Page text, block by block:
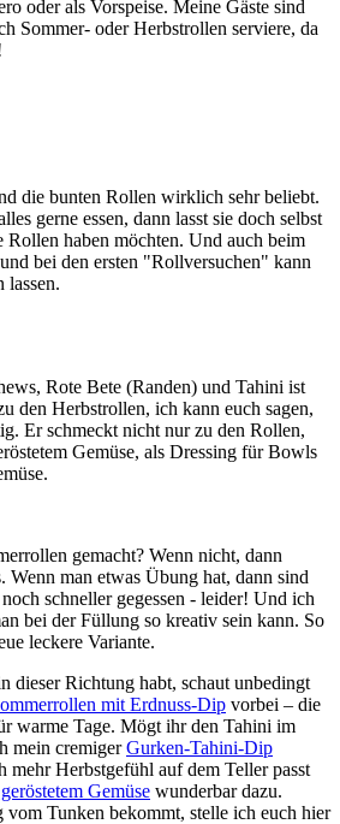
oder als Vorspeise. Meine Gäste sind
Sommer- oder Herbstrollen serviere, da
die bunten Rollen wirklich sehr beliebt.
gerne essen, dann lasst sie doch selbst
Rollen haben möchten. Und auch beim
bei den ersten "Rollversuchen" kann
lassen.
Rote Bete (Randen) und Tahini ist
den Herbstrollen, ich kann euch sagen,
Er schmeckt nicht nur zu den Rollen,
Gemüse, als Dressing für Bowls
gemacht? Wenn nicht, dann
Wenn man etwas Übung hat, dann sind
schneller gegessen - leider! Und ich
bei der Füllung so kreativ sein kann. So
leckere Variante.
dieser Richtung habt, schaut unbedingt
mit Erdnuss-Dip vorbei – die
warme Tage. Mögt ihr den Tahini im
mein cremigerGurken-Tahini-Dip
mehr Herbstgefühl auf dem Teller passt
Gemüse wunderbar dazu.
vom Tunken bekommt, stelle ich euch hier